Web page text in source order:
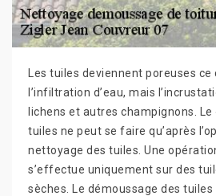
Les tuiles deviennent poreuses ce
l’infiltration d’eau, mais
lichens et autres champignons. Le
tuiles ne peut se faire qu’après
nettoyage des tuiles. Une
s’effectue uniquement sur des
sèches. Le démoussage des